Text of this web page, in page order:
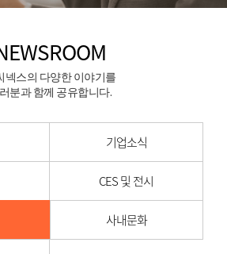
넥스의 다양한 이야기를
분과 함께 공유합니다.
기업소식
CES 및 전시
사내문화